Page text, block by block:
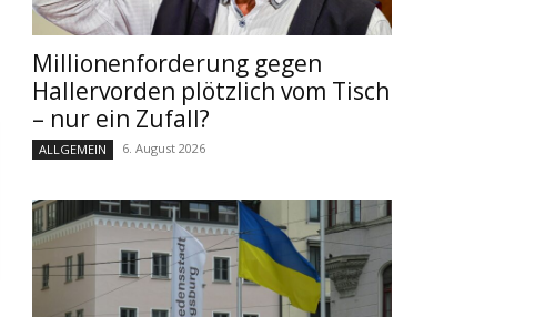
Millionenforderung gegen
Hallervorden plötzlich vom Tisch
– nur ein Zufall?
ALLGEMEIN 6. August 2026